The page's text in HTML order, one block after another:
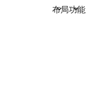
布局功能